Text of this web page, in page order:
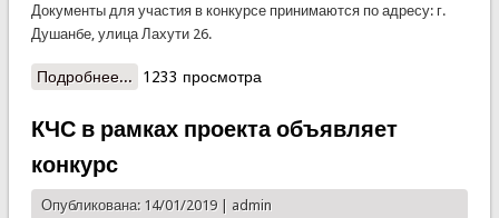
Документы для участия в конкурсе принимаются по адресу: г.
Душанбе, улица Лахути 26.
Подробнее... о КЧС объявляет конкурс
1233 просмотра
КЧС в рамках проекта объявляет
конкурс
Опубликована: 14/01/2019 | admin